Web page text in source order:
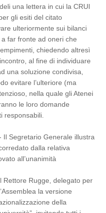
una lettera in cui la CRUI
gli esiti del citato
ulteriormente sui bilanci
far fronte ad oneri che
chiedendo altresì
al fine di individuare
una soluzione condivisa,
evitare l’ulteriore (ma
nella quale gli Atenei
le loro domande
responsabili.
Il Segretario Generale illustra
dalla relativa
all’unanimità
Rettore Rugge, delegato per
la versione
della